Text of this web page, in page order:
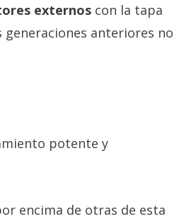
externos con la tapa
generaciones anteriores no
potente y
encima de otras de esta